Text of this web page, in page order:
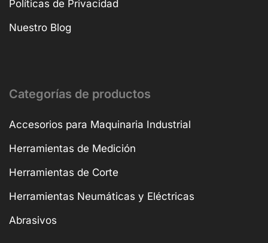
Políticas de Privacidad
Nuestro Blog
Categorías de productos
Accesorios para Maquinaria Industrial
Herramientas de Medición
Herramientas de Corte
Herramientas Neumáticas y Eléctricas
Abrasivos